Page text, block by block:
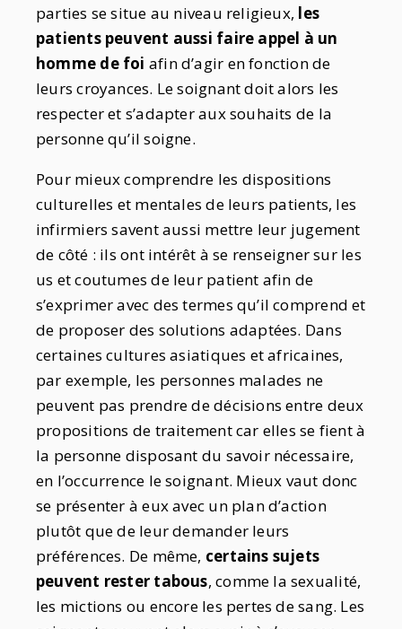
parties se situe au niveau religieux, les
patients peuvent aussi faire appel à un
homme de foi afin d’agir en fonction de
leurs croyances. Le soignant doit alors les
respecter et s’adapter aux souhaits de la
personne qu’il soigne.
Pour mieux comprendre les dispositions
culturelles et mentales de leurs patients, les
infirmiers savent aussi mettre leur jugement
de côté : ils ont intérêt à se renseigner sur les
us et coutumes de leur patient afin de
s’exprimer avec des termes qu’il comprend et
de proposer des solutions adaptées. Dans
certaines cultures asiatiques et africaines,
par exemple, les personnes malades ne
peuvent pas prendre de décisions entre deux
propositions de traitement car elles se fient à
la personne disposant du savoir nécessaire,
en l’occurrence le soignant. Mieux vaut donc
se présenter à eux avec un plan d’action
plutôt que de leur demander leurs
préférences. De même, certains sujets
peuvent rester tabous, comme la sexualité,
les mictions ou encore les pertes de sang. Les